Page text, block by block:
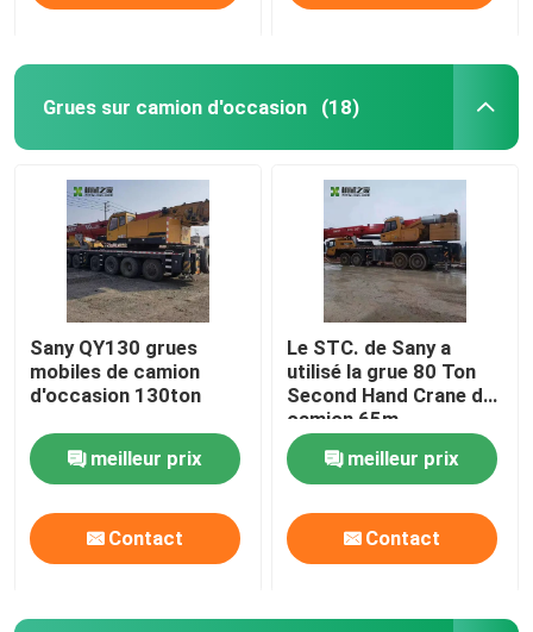
Maison
Produits
Grues sur camion d'occasion (18)
Sany QY130 grues
mobiles de camion
d'occasion 130ton
meilleur prix
Contact
Le STC. de Sany a
utilisé la grue 80 Ton
Second Hand Crane de
camion 65m
meilleur prix
Contact